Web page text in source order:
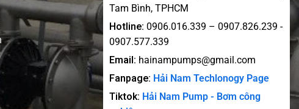
Tam Bình, TPHCM
Hotline: 0906.016.339 – 0907.826.239 -
0907.577.339
Email: hainampumps@gmail.com
Fanpage: Hải Nam Techlonogy Page
Tiktok: Hải Nam Pump - Bơm công